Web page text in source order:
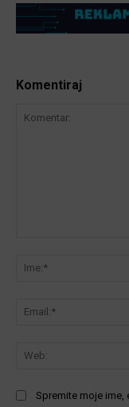
Komentiraj
Spremite moje